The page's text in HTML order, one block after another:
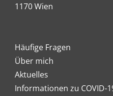
1170 Wien
Häufige Fragen
Über mich
Aktuelles
Informationen zu COVID-